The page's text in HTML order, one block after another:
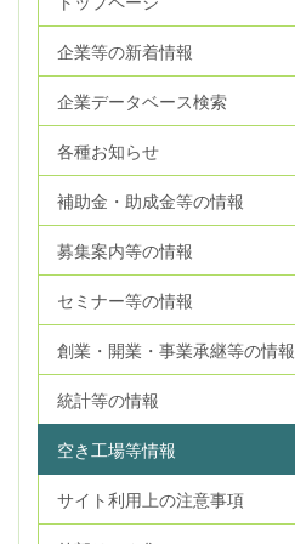
企業等の新着情報
企業データベース検索
各種お知らせ
補助金・助成金等の情報
募集案内等の情報
セミナー等の情報
創業・開業・事業承継等の情報
統計等の情報
空き工場等情報
サイト利用上の注意事項